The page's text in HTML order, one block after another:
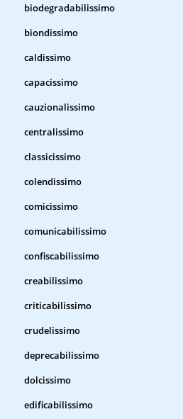
biodegradabilissimo
biondissimo
caldissimo
capacissimo
cauzionalissimo
centralissimo
classicissimo
colendissimo
comicissimo
comunicabilissimo
confiscabilissimo
creabilissimo
criticabilissimo
crudelissimo
deprecabilissimo
dolcissimo
edificabilissimo